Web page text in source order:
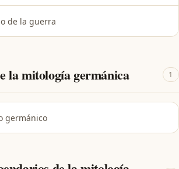
de la guerra
la mitología germánica 1
germánico